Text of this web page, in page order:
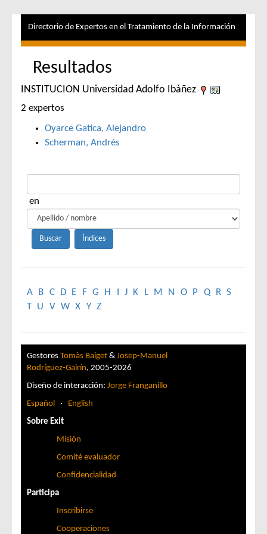
Directorio de Expertos en el Tratamiento de la Información
Resultados
INSTITUCION Universidad Adolfo Ibáñez
2 expertos
Oyarce Gatica, Alejandro
Scherman, Andrés
en
A B C D E F G H J K L M N O P Q R S
T U V W X Y Z
Gestores Tomàs Baiget & Josep-Manuel
Rodríguez-Gairín, 2005-2026
Diseño de interacción: Jorge Franganillo
Español · English
Sobre Exit
Misión
Comité evaluador
Confidencialidad
Participa
Inscribirse
Cooperaciones